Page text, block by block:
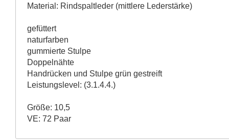
Material: Rindspaltleder (mittlere Lederstärke)
gefüttert
naturfarben
gummierte Stulpe
Doppelnähte
Handrücken und Stulpe grün gestreift
Leistungslevel: (3.1.4.4.)
Größe: 10,5
VE: 72 Paar